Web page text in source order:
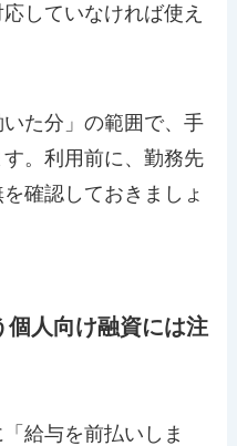
していなければ使え
た分」の範囲で、手
。利用前に、勤務先
確認しておきましょ
個人向け融資には注
給与を前払いしま